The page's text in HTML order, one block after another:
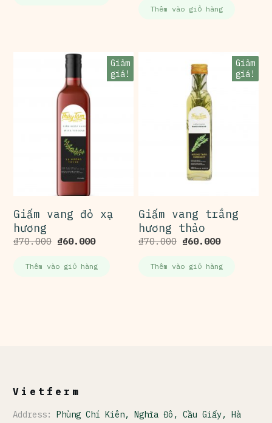
Thêm vào giỏ hàng
Giảm
giá!
Giấm vang đỏ xạ
hương
₫70.000 ₫60.000
Thêm vào giỏ hàng
Giảm
giá!
Giấm vang trắng
hương thảo
₫70.000 ₫60.000
Thêm vào giỏ hàng
Vietferm
Address: Phùng Chí Kiên, Nghĩa Đô, Cầu Giấy, Hà